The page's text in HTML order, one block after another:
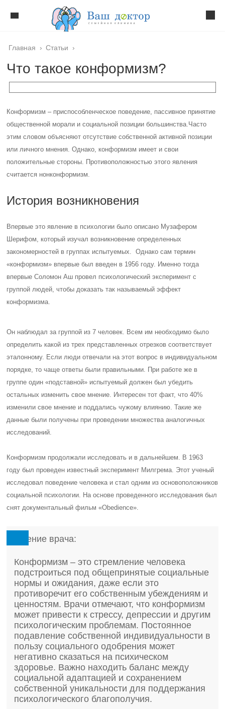
Главная › Статьи ›
Что такое конформизм?
Конформизм – приспособленческое поведение, пассивное принятие
общественной морали и социальной позиции большинства.Часто
этим словом объясняют отсутствие собственной активной позиции
или личного мнения. Однако, конформизм имеет и свои
положительные стороны. Противоположностью этого явления
считается нонконформизм.
История возникновения
Впервые это явление в психологии было описано Музафером
Шерифом, который изучал возникновение определенных
закономерностей в группах испытуемых. Однако сам термин
«конформизм» впервые был введен в 1956 году. Именно тогда
впервые Соломон Аш провел психологический эксперимент с
группой людей, чтобы доказать так называемый эффект
конформизма.
Он наблюдал за группой из 7 человек. Всем им необходимо было
определить какой из трех представленных отрезков соответствует
эталонному. Если люди отвечали на этот вопрос в индивидуальном
порядке, то чаще ответы были правильными. При работе же в
группе один «подставной» испытуемый должен был убедить
остальных изменить свое мнение. Интересен тот факт, что 40%
изменили свое мнение и поддались чужому влиянию. Такие же
данные были получены при проведении множества аналогичных
исследований.
Конформизм продолжали исследовать и в дальнейшем. В 1963
году был проведен известный эксперимент Милгрема. Этот ученый
исследовал поведение человека и стал одним из основоположников
социальной психологии. На основе проведенного исследования был
снят документальный фильм «Obedience».
Мнение врача:
Конформизм – это стремление человека
подстроиться под общепринятые социальные
нормы и ожидания, даже если это
противоречит его собственным убеждениям и
ценностям. Врачи отмечают, что конформизм
может привести к стрессу, депрессии и другим
психологическим проблемам. Постоянное
подавление собственной индивидуальности в
пользу социального одобрения может
негативно сказаться на психическом
здоровье. Важно находить баланс между
социальной адаптацией и сохранением
собственной уникальности для поддержания
психологического благополучия.